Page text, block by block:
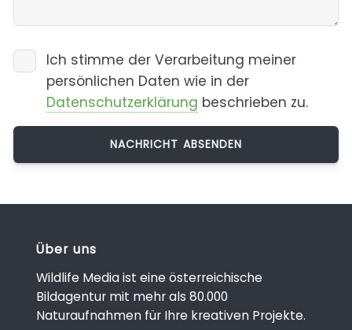
Ich stimme der Verarbeitung meiner
persönlichen Daten wie in der
Datenschutzerklärung beschrieben zu.
Über uns
Wildlife Media ist eine österreichische
Bildagentur mit mehr als 80.000
Naturaufnahmen für Ihre kreativen Projekte.